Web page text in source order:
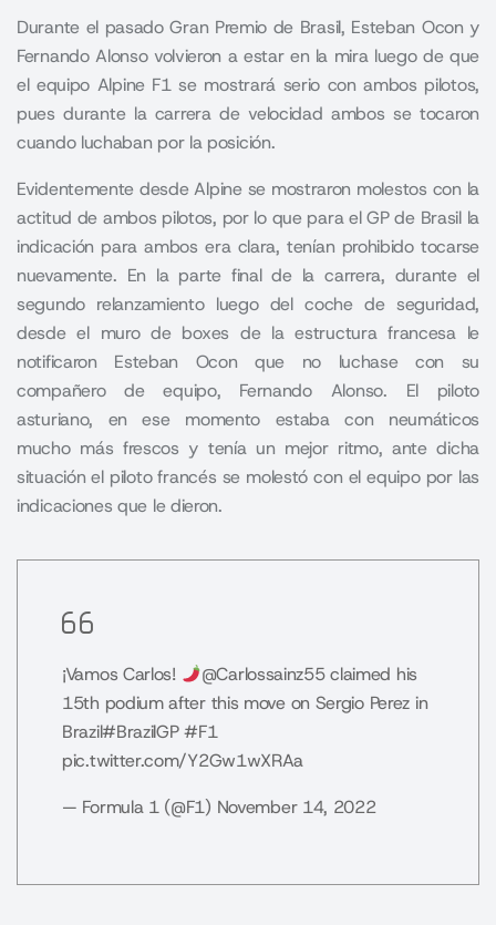
Durante el pasado Gran Premio de Brasil, Esteban Ocon y
Fernando Alonso volvieron a estar en la mira luego de que
el equipo Alpine F1 se mostrará serio con ambos pilotos,
pues durante la carrera de velocidad ambos se tocaron
cuando luchaban por la posición.
Evidentemente desdeAlpinese mostraron molestos con la
actitud de ambos pilotos, por lo que para el GP de Brasil la
indicación para ambos era clara, tenían prohibido tocarse
nuevamente. En la parte final de la carrera, durante el
segundo relanzamiento luego del coche de seguridad,
desde el muro de boxes de la estructura francesa le
notificaron Esteban Ocon que no luchase con su
compañero de equipo, Fernando Alonso. El piloto
asturiano, en ese momento estaba con neumáticos
mucho más frescos y tenía un mejor ritmo, ante dicha
situación el piloto francés se molestó con el equipo por las
indicaciones que le dieron.
¡Vamos Carlos! @Carlossainz55claimed his
15th podium after this move on Sergio Perez in
Brazil#BrazilGP #F1
pic.twitter.com/Y2Gw1wXRAa
— Formula 1 (@F1) November 14, 2022